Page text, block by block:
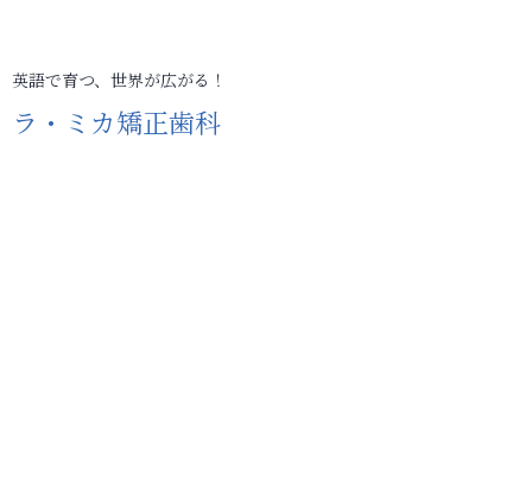
英語で育つ、世界が広がる！
ラ・ミカ矯正歯科